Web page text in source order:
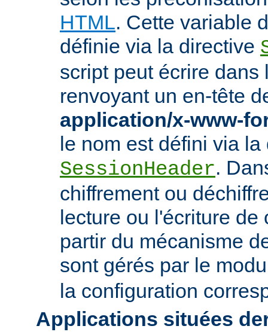
HTML. Cette variable
définie via la directive
script peut écrire dans
renvoyant un en-tête
application/x-www-
le nom est défini via la
SessionHeader.
chiffrement ou
lecture ou l'écriture de
partir du mécanisme
sont gérés par le
la configuration
Applications situées